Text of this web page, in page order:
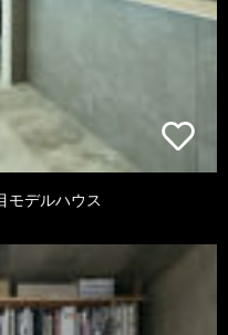
モデルハウス